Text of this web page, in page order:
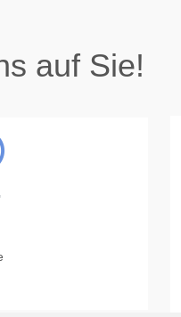
auf Sie!